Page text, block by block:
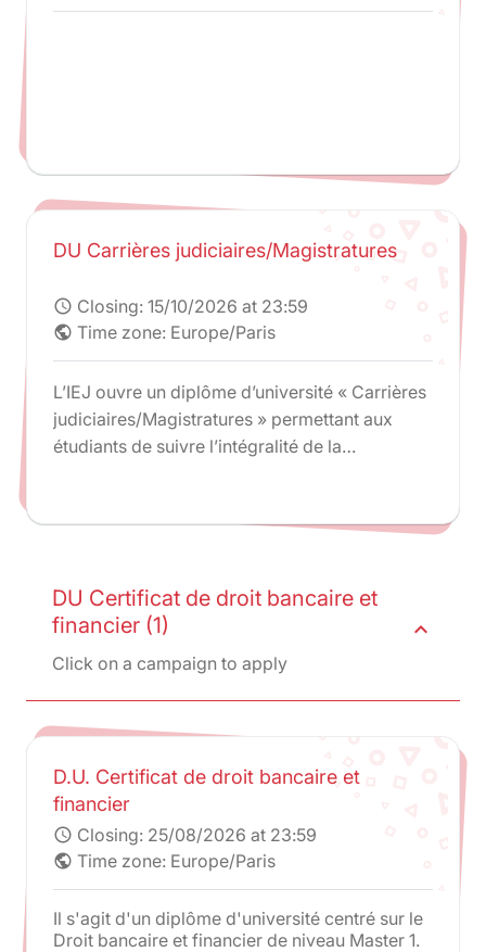
DU Carrières judiciaires/Magistratures
schedule Closing: 15/10/2026 at 23:59
public Time zone: Europe/Paris
L’IEJ ouvre un diplôme d’université « Carrières
judiciaires/Magistratures » permettant aux
étudiants de suivre l’intégralité de la
DU Certificat de droit bancaire et
financier (1)
Click on a campaign to apply
expand_less
D.U. Certificat de droit bancaire et
financier
schedule Closing: 25/08/2026 at 23:59
public Time zone: Europe/Paris
Il s'agit d'un diplôme d'université centré sur le
Droit bancaire et financier de niveau Master 1.